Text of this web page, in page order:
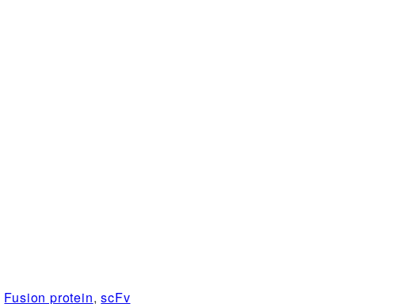
Fusion protein, scFv